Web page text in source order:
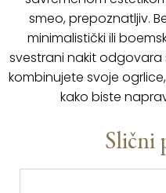
smeo, prepoznatljiv.
minimalistički ili
svestrani nakit odgovara
kombinujete svoje
kako biste
Slični